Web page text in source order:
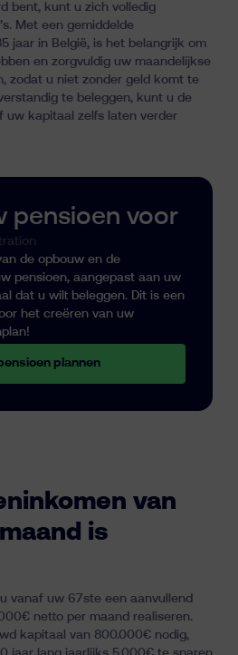
bent, kunt u zich volledig
Met een gemiddelde
jaar in België, is het belangrijk om
en zorgvuldig uw maandelijkse
zodat u niet zonder geld komt te
te beleggen, kunt u de
uw kapitaal zelfs laten verder
pensioen voor
de opbouw en de
pensioen, aangepast aan uw
dat u wilt beleggen. Dit is een
het creëren van uw
plannen
van
is
vanaf uw 67ste een aanvullend
netto per maand realiseren.
kapitaal van 800.000€ nodig,